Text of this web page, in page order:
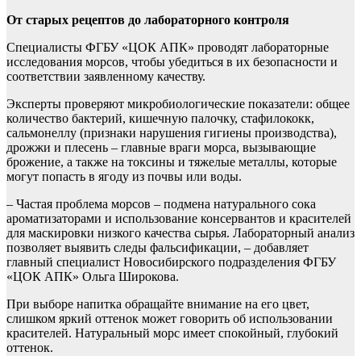
От старых рецептов до лабораторного контроля
Специалисты ФГБУ «ЦОК АПК» проводят лабораторные
исследования морсов, чтобы убедиться в их безопасности и
соответствии заявленному качеству.
Эксперты проверяют микробиологические показатели: общее
количество бактерий, кишечную палочку, стафилококк,
сальмонеллу (признаки нарушения гигиены производства),
дрожжи и плесень – главные враги морса, вызывающие
брожение, а также на токсины и тяжелые металлы, которые
могут попасть в ягоду из почвы или воды.
– Частая проблема морсов – подмена натурального сока
ароматизаторами и использование консервантов и красителей
для маскировки низкого качества сырья. Лабораторный анализ
позволяет выявить следы фальсификации, – добавляет
главный специалист Новосибирского подразделения ФГБУ
«ЦОК АПК» Ольга Широкова.
При выборе напитка обращайте внимание на его цвет,
слишком яркий оттенок может говорить об использовании
красителей. Натуральный морс имеет спокойный, глубокий
оттенок.